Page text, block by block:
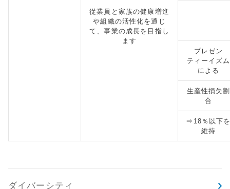
従業員と家族の健康増進
や組織の活性化を通じ
て、事業の成長を目指し
ます
プレゼン
ティーイズム
による
生産性損失割
合
⇒18％以下
維持
ダイバーシティ